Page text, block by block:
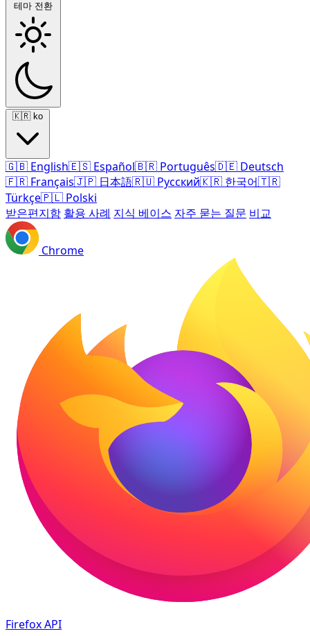
테마 전환
🇰🇷 ko
🇬🇧 English🇪🇸 Español🇧🇷 Português🇩🇪 Deutsch
🇫🇷 Français🇯🇵 日本語🇷🇺 Русский🇰🇷 한국어🇹🇷
Türkçe🇵🇱 Polski
받은편지함 활용 사례 지식 베이스 자주 묻는 질문 비교
Chrome
FirefoxAPI